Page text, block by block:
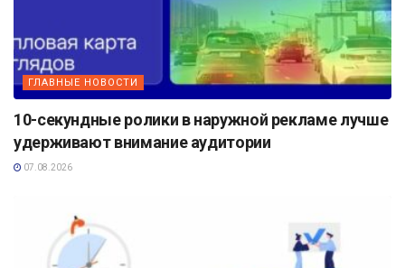
ГЛАВНЫЕ НОВОСТИ
10-секундные ролики в наружной рекламе лучше
удерживают внимание аудитории
07.08.2026